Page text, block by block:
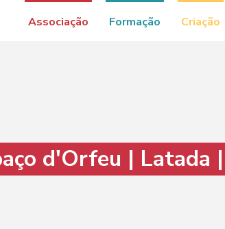
Associação Formação Criação
d'Orfeu | Latada